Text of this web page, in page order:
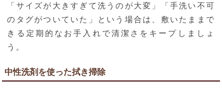
「サイズが大きすぎて洗うのが大変」「手洗い不可
のタグがついていた」という場合は、敷いたままで
きる定期的なお手入れで清潔さをキープしましょ
う。
中性洗剤を使った拭き掃除